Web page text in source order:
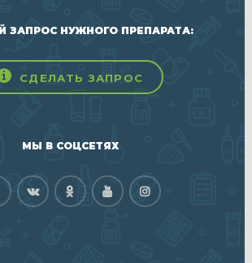
ЗАПРОС НУЖНОГО ПРЕПАРАТА:
СДЕЛАТЬ ЗАПРОС
МЫ В СОЦСЕТЯХ